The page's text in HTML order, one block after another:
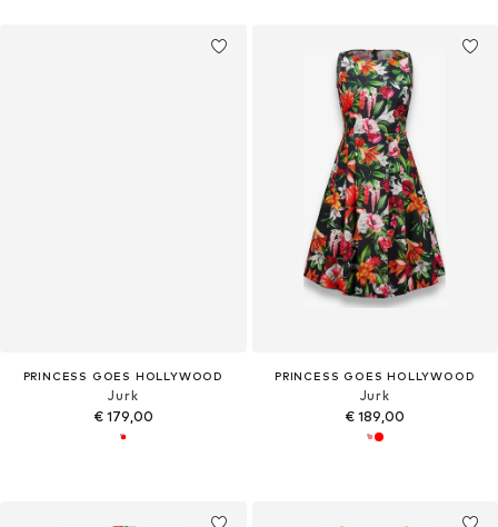
PRINCESS GOES HOLLYWOOD
Jurk
€ 179,00
PRINCESS GOES HOLLYWOOD
Jurk
€ 189,00